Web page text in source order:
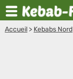
Accueil > Kebabs Nord